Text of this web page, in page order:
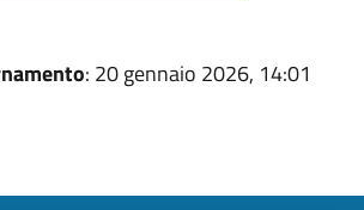
: 20 gennaio 2026, 14:01